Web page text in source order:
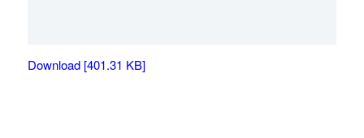
Download [401.31 KB]